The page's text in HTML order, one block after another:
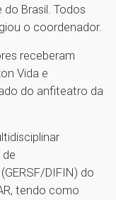
Brasil. Todos
o coordenador.
receberam
Vida e
do anfiteatro da
DIFIN) do
tendo como